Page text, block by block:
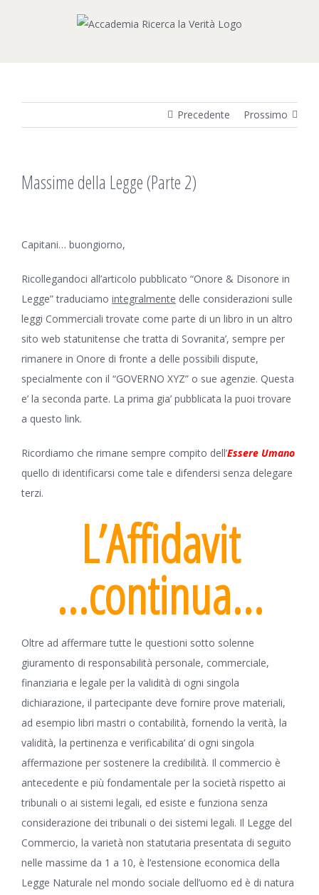
Precedente Prossimo
Massime della Legge (Parte 2)
immagine
Capitani… buongiorno,
Ricollegandoci all’articolo pubblicato “Onore & Disonore in
Legge” traduciamo integralmente delle considerazioni sulle
leggi Commerciali trovate come parte di un libro in un altro
sito web statunitense che tratta di Sovranita’, sempre per
rimanere in Onore di fronte a delle possibili dispute,
specialmente con il “GOVERNO XYZ” o sue agenzie. Questa
e’ la seconda parte. La prima gia’ pubblicata la puoi trovare
a questo link.
Ricordiamo che rimane sempre compito dell’Essere Umano
quello di identificarsi come tale e difendersi senza delegare
terzi.
L’Affidavit
…continua…
Oltre ad affermare tutte le questioni sotto solenne
giuramento di responsabilità personale, commerciale,
finanziaria e legale per la validità di ogni singola
dichiarazione, il partecipante deve fornire prove materiali,
ad esempio libri mastri o contabilità, fornendo la verità, la
validità, la pertinenza e verificabilita’ di ogni singola
affermazione per sostenere la credibilità. Il commercio è
antecedente e più fondamentale per la società rispetto ai
tribunali o ai sistemi legali, ed esiste e funziona senza
considerazione dei tribunali o dei sistemi legali. Il Legge del
Commercio, la varietà non statutaria presentata di seguito
nelle massime da 1 a 10, è l’estensione economica della
Legge Naturale nel mondo sociale dell’uomo ed è di natura